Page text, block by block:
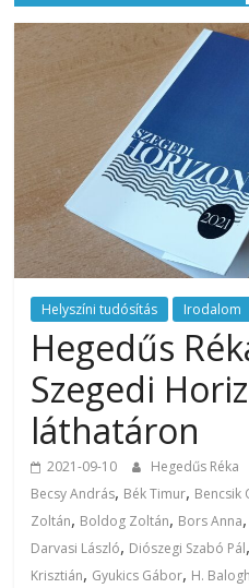
Helyszíni tudósítás Irodalom
Hegedűs
Szegedi
láthatáron
2021-09-10 Hegedűs Réka
Becsy András, Bék Timur, Bencsik
Zoltán, Boldog Zoltán, Bors Anna,
Darvasi László, Diószegi Szabó Pál,
Krisztián, Gyukics Gábor, H.